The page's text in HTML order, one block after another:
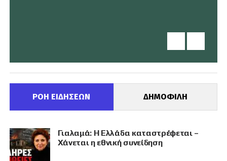
ΡΟΗ ΕΙΔΗΣΕΩΝ ΔΗΜΟΦΙΛΗ
Γιαλαμά: Η Ελλάδα καταστρέφεται –
Χάνεται η εθνική συνείδηση